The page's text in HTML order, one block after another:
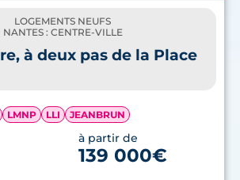
LOGEMENTS NEUFS
NANTES : CENTRE-VILLE
à deux pas de la Place
LMNP LLI JEANBRUN
à partir de
139 000€